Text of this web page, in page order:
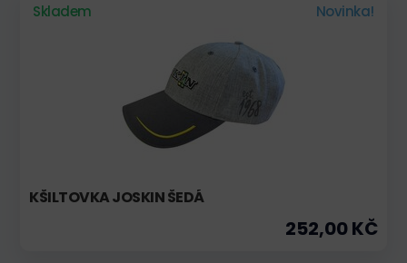
Skladem Novinka!
KŠILTOVKA JOSKIN ŠEDÁ
252,00 KČ